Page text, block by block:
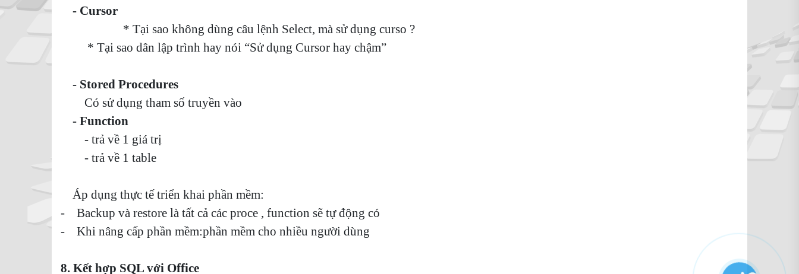
- Cursor
* Tại sao không dùng câu lệnh Select, mà sử dụng curso ?
* Tại sao dân lập trình hay nói “Sử dụng Cursor hay chậm”
- Stored Procedures
Có sử dụng tham số truyền vào
- Function
- trả về 1 giá trị
- trả về 1 table
Áp dụng thực tế triển khai phần mềm:
- Backup và restore là tất cả các proce , function sẽ tự động có
- Khi nâng cấp phần mềm:phần mềm cho nhiều người dùng
8. Kết hợp SQL với Office